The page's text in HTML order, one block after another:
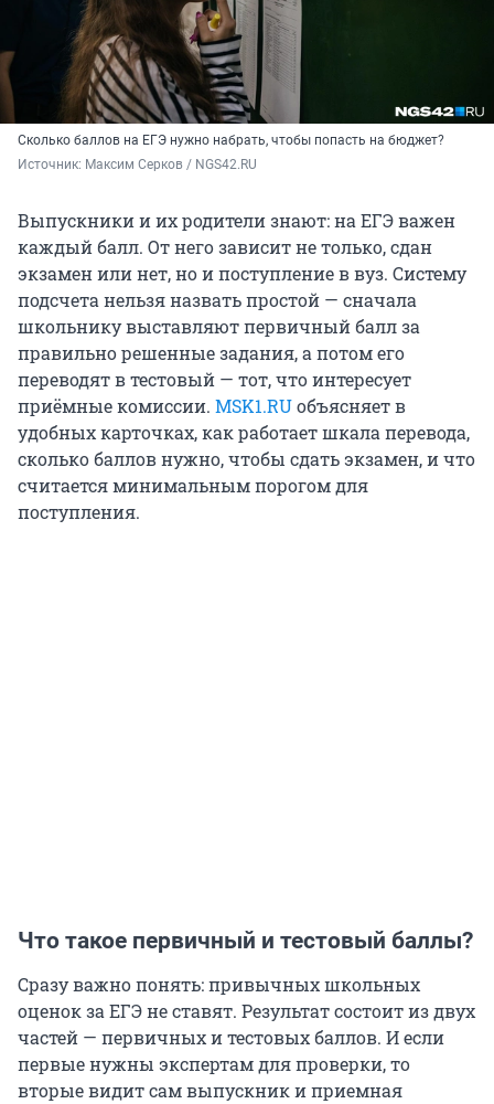
Сколько баллов на ЕГЭ нужно набрать, чтобы попасть на бюджет?
Источник: Максим Серков / NGS42.RU
Выпускники и их родители знают: на ЕГЭ важен
каждый балл. От него зависит не только, сдан
экзамен или нет, но и поступление в вуз. Систему
подсчета нельзя назвать простой — сначала
школьнику выставляют первичный балл за
правильно решенные задания, а потом его
переводят в тестовый — тот, что интересует
приёмные комиссии. MSK1.RUобъясняет в
удобных карточках, как работает шкала перевода,
сколько баллов нужно, чтобы сдать экзамен, и что
считается минимальным порогом для
поступления.
Что такое первичный и тестовый баллы?
Сразу важно понять: привычных школьных
оценок за ЕГЭ не ставят. Результат состоит из двух
частей — первичных и тестовых баллов. И если
первые нужны экспертам для проверки, то
вторые видит сам выпускник и приемная